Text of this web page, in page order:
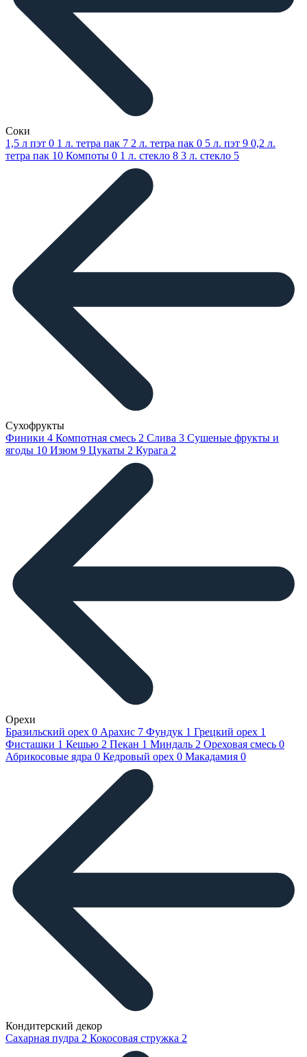
Соки
1,5 л пэт 0 1 л. тетра пак 7 2 л. тетра пак 0 5 л. пэт 9 0,2 л.
тетра пак 10 Компоты 0 1 л. стекло 8 3 л. стекло 5
Сухофрукты
Финики 4 Компотная смесь 2 Слива 3 Сушеные фрукты и
ягоды 10 Изюм 9 Цукаты 2 Курага 2
Орехи
Бразильский орех 0 Арахис 7 Фундук 1 Грецкий орех 1
Фисташки 1 Кешью 2 Пекан 1 Миндаль 2 Ореховая смесь 0
Абрикосовые ядра 0 Кедровый орех 0 Макадамия 0
Кондитерский декор
Сахарная пудра 2 Кокосовая стружка 2